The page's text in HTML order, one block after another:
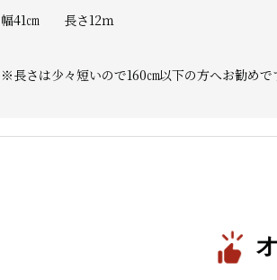
幅41㎝ 長さ12ｍ
※長さは少々短いので160㎝以下の方へお勧めで